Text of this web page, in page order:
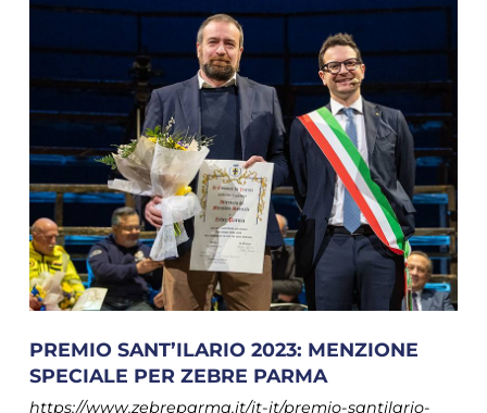
PREMIO SANT’ILARIO 2023: MENZIONE
SPECIALE PER ZEBRE PARMA
https://www.zebreparma.it/it-it/premio-santilario-